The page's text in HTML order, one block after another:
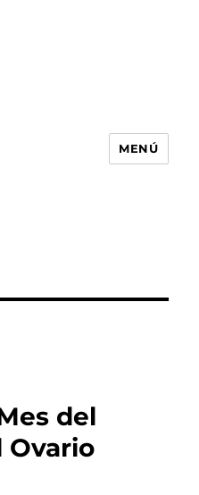
MENÚ
del
Ovario